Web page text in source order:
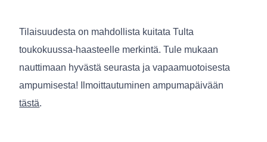
Tilaisuudesta on mahdollista kuitata Tulta
toukokuussa-haasteelle merkintä. Tule mukaan
nauttimaan hyvästä seurasta ja vapaamuotoisesta
ampumisesta! Ilmoittautuminen ampumapäivään
tästä.